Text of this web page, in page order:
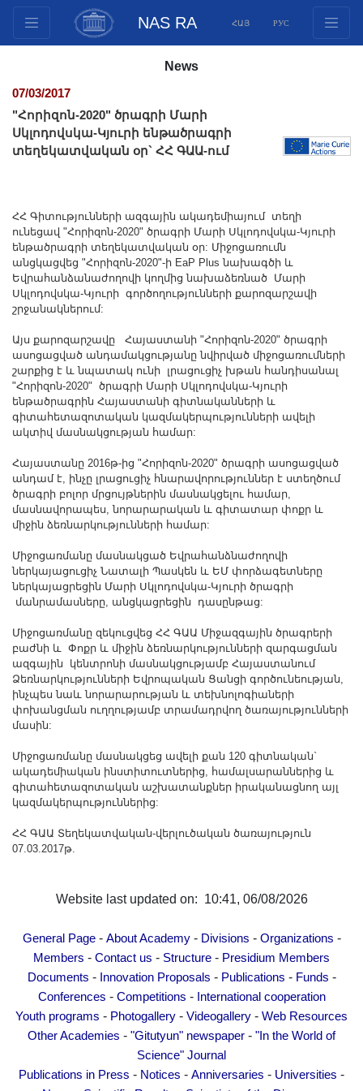
NAS RA ՀԱՅ РУС
Innovation Proposals
Publications
Competitions
International cooperation
Youth programs
Photogallery
Web Resources
Other Academies
"Gitutyun" newspaper
"In the World of Science" Journal
Notices
Anniversaries
Universities
Scientific Results
Scientists of the Diaspora
Our Honored Figures
Announcements
Sitemap
Search
News
07/03/2017
"Հորիզոն-2020" ծրագրի Մարի
Սկլոդովսկա-Կյուրի ենթածրագրի
տեղեկատվական օր` ՀՀ ԳԱԱ-ում
ՀՀ Գիտությունների ազգային ակադեմիայում տեղի
ունեցավ "Հորիզոն-2020" ծրագրի Մարի Սկլոդովսկա-Կյուրի
ենթածրագրի տեղեկատվական օր: Միջոցառումն
անցկացվեց "Հորիզոն-2020"-ի EaP Plus նախագծի և
Եվրահանձանաժողովի կողմից նախաձեռնած Մարի
Սկլոդովսկա-Կյուրի գործողությունների քարոզարշավի
շրջանակներում:
Այս քարոզարշավը Հայաստանի "Հորիզոն-2020" ծրագրի
ասոցացված անդամակցությանը նվիրված միջոցառումների
շարքից է և նպատակ ունի լրացուցիչ խթան հանդիսանալ
"Հորիզոն-2020" ծրագրի Մարի Սկլոդովսկա-Կյուրի
ենթածրագրին Հայաստանի գիտնականների և
գիտահետազոտական կազմակերպությունների ավելի
ակտիվ մասնակցության համար:
Հայաստանը 2016թ-ից "Հորիզոն-2020" ծրագրի ասոցացված
անդամ է, ինչը լրացուցիչ հնարավորություններ է ստեղծում
ծրագրի բոլոր մրցույթներին մասնակցելու համար,
մասնավորապես, նորարարական և գիտատար փոքր և
միջին ձեռնարկությունների համար:
Միջոցառմանը մասնակցած Եվրահանձնաժողովի
ներկայացուցիչ Նատալի Պասկեն և ԵՄ փորձագետները
ներկայացրեցին Մարի Սկլոդովսկա-Կյուրի ծրագրի
մանրամասները, անցկացրեցին դասընթաց:
Միջոցառմանը զեկուցվեց ՀՀ ԳԱԱ Միջազգային ծրագրերի
բաժնի և Փոքր և միջին ձեռնարկությունների զարգացման
ազգային կենտրոնի մասնակցությամբ Հայաստանում
Ձեռնարկությունների Եվրոպական Ցանցի գործունեության,
ինչպես նաև նորարարության և տեխնոլոգիաների
փոխանցման ուղղությամբ տրամադրվող ծառայությունների
մասին:
Միջոցառմանը մասնակցեց ավելի քան 120 գիտնական`
ակադեմիական ինստիտուտներից, համալսարաններից և
գիտահետազոտական աշխատանքներ իրականացնող այլ
կազմակերպություններից:
ՀՀ ԳԱԱ Տեղեկատվական-վերլուծական ծառայություն
07.03.2017թ.
Website last updated on: 10:41, 06/08/2026
General Page- About Academy- Divisions - Organizations -
Members - Contact us - Structure - Presidium Members
Documents - Innovation Proposals - Publications - Funds -
Conferences - Competitions - International cooperation
Youth programs - Photogallery - Videogallery - Web Resources
Other Academies - "Gitutyun" newspaper - "In the World of
Science" Journal
Publications in Press - Notices - Anniversaries - Universities -